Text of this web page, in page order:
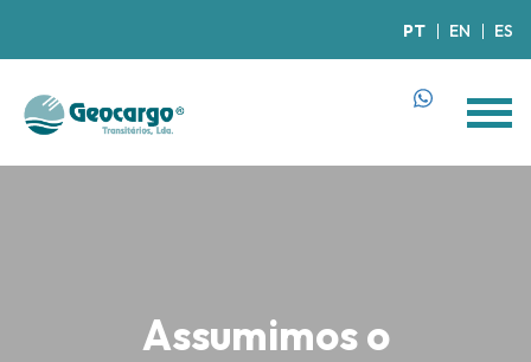
PT EN ES
Assumimos o